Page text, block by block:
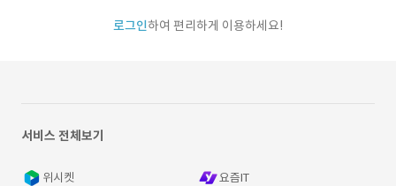
로그인하여 편리하게 이용하세요!
서비스 전체보기
위시켓 요즘IT